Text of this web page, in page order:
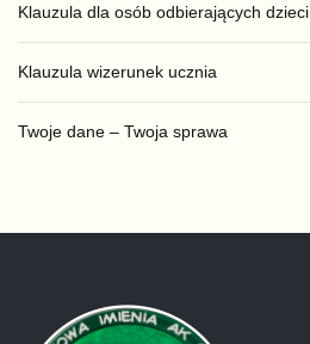
Klauzula dla osób odbierających dzieci
Klauzula wizerunek ucznia
Twoje dane – Twoja sprawa